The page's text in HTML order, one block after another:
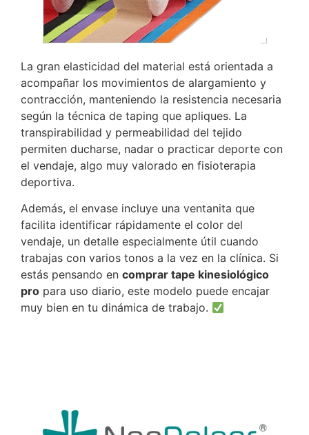
La gran elasticidad del material está orientada a
acompañar los movimientos de alargamiento y
contracción, manteniendo la resistencia necesaria
según la técnica de taping que apliques. La
transpirabilidad y permeabilidad del tejido
permiten ducharse, nadar o practicar deporte con
el vendaje, algo muy valorado en fisioterapia
deportiva.
Además, el envase incluye una ventanita que
facilita identificar rápidamente el color del
vendaje, un detalle especialmente útil cuando
trabajas con varios tonos a la vez en la clínica. Si
estás pensando en comprar tape kinesiológico
pro para uso diario, este modelo puede encajar
muy bien en tu dinámica de trabajo.